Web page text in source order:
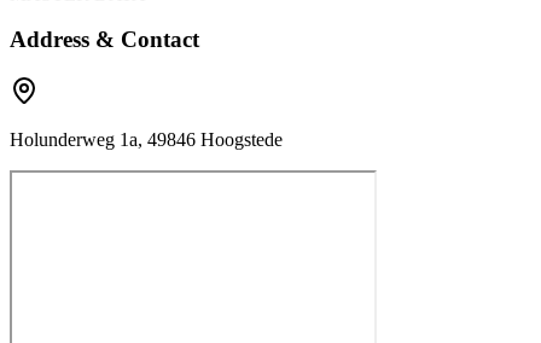
Address & Contact
Holunderweg 1a, 49846 Hoogstede